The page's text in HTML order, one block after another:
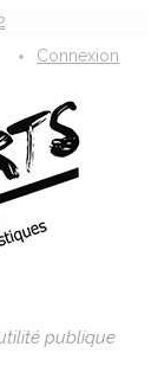
Connexion
publique